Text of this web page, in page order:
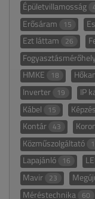
Épületvillamosság
Erősáram 15
Ezt láttam 26
Fogyasztásmérőhely
HMKE 18
Inverter 19 IP
Kábel 15 Képzés
Kontár 43
Közműszolgáltató
Lapajánló 16
Mavir 23
Méréstechnika 60